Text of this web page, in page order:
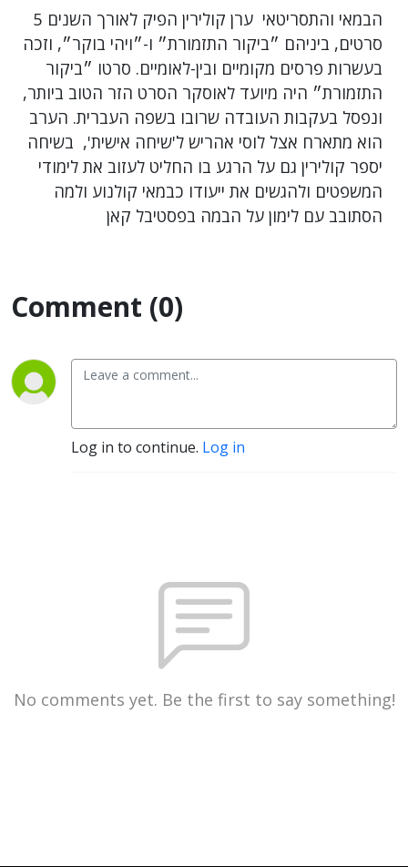
ערן קולירין
הבמאי והתסריטאי ערן קולירין הפיק לאורך השנים 5
סרטים, ביניהם ״ביקור התזמורת״ ו-״ויהי בוקר״, וזכה
בעשרות פרסים מקומיים ובין-לאומיים. סרטו ״ביקור
התזמורת״ היה מיועד לאוסקר הסרט הזר הטוב ביותר,
ונפסל בעקבות העובדה שרובו בשפה העברית. הערב
הוא מתארח אצל לוסי אהריש ל'שיחה אישית', בשיחה
יספר קולירין גם על הרגע בו החליט לעזוב את לימודי
המשפטים ולהגשים את ייעודו כבמאי קולנוע ולמה
הסתובב עם לימון על הבמה בפסטיבל קאן
Comment (0)
Log in to continue. Log in
No comments yet. Be the first to say something!